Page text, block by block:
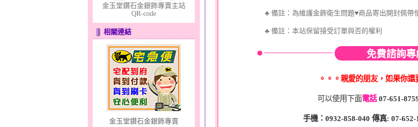
浪漫花嫁～黃金耳環
金玉堂鑽石金銀飾專賣主站
QR-code
相關連結
金玉堂鑽石金銀飾專賣
♣ 備註：為維護金飾衛生問題♥商品寄出開封佩帶
♣ 備註：本站保留接受訂單與否的權利
免費諮詢專
。。。親愛的朋友，如果你還
可以使用下面電話 07-651-
手機：0932-858-040 傳真: 07-